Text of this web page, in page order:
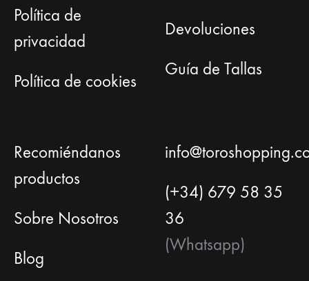
Política de
privacidad
Política de cookies
Devoluciones
Guía de Tallas
Recomiéndanos
productos
Sobre Nosotros
Blog
(+34) 679 58 35
36
(Whatsapp)